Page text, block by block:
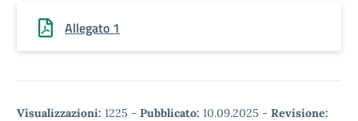
Allegato 1
Visualizzazioni: 1225 - Pubblicato: 10.09.2025 - Revisione: